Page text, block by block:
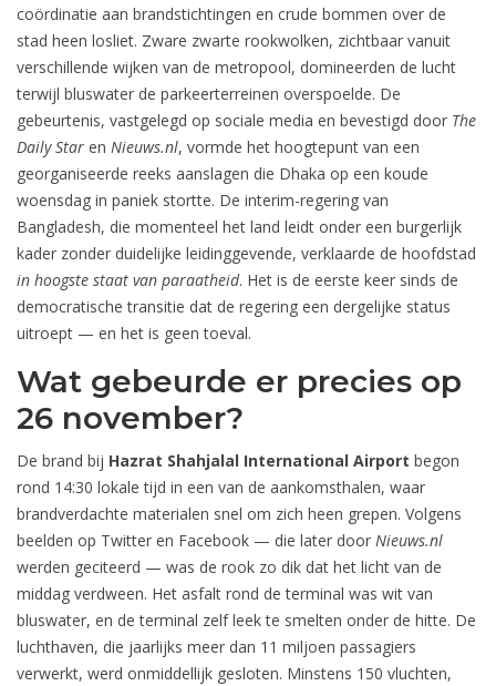
coördinatie aan brandstichtingen en crude bommen over de
stad heen losliet. Zware zwarte rookwolken, zichtbaar vanuit
verschillende wijken van de metropool, domineerden de lucht
terwijl bluswater de parkeerterreinen overspoelde. De
gebeurtenis, vastgelegd op sociale media en bevestigd door The
Daily Star en Nieuws.nl, vormde het hoogtepunt van een
georganiseerde reeks aanslagen die Dhaka op een koude
woensdag in paniek stortte. De interim-regering van
Bangladesh, die momenteel het land leidt onder een burgerlijk
kader zonder duidelijke leidinggevende, verklaarde de hoofdstad
in hoogste staat van paraatheid. Het is de eerste keer sinds de
democratische transitie dat de regering een dergelijke status
uitroept — en het is geen toeval.
Wat gebeurde er precies op
26 november?
De brand bij Hazrat Shahjalal International Airport begon
rond 14:30 lokale tijd in een van de aankomsthalen, waar
brandverdachte materialen snel om zich heen grepen. Volgens
beelden op Twitter en Facebook — die later door Nieuws.nl
werden geciteerd — was de rook zo dik dat het licht van de
middag verdween. Het asfalt rond de terminal was wit van
bluswater, en de terminal zelf leek te smelten onder de hitte. De
luchthaven, die jaarlijks meer dan 11 miljoen passagiers
verwerkt, werd onmiddellijk gesloten. Minstens 150 vluchten,